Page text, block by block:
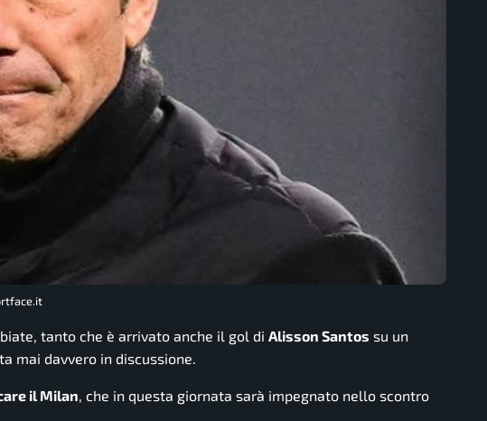
tanto che è arrivato anche il gol di Alisson Santos su un
mai davvero in discussione.
il Milan, che in questa giornata sarà impegnato nello scontro